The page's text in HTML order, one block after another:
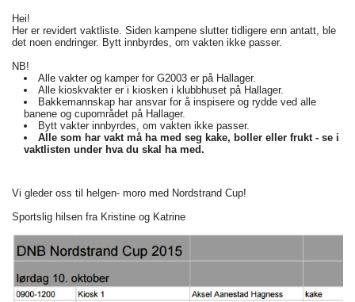
Hei!
Her er revidert vaktliste. Siden kampene slutter tidligere enn antatt, ble
det noen endringer. Bytt innbyrdes, om vakten ikke passer.
NB!
Alle vakter og kamper for G2003 er på Hallager.
Alle kioskvakter er i kiosken i klubbhuset på Hallager.
Bakkemannskap har ansvar for å inspisere og rydde ved alle
banene og cupområdet på Hallager.
Bytt vakter innbyrdes, om vakten ikke passer.
Alle som har vakt må ha med seg kake, boller eller frukt - se i
vaktlisten under hva du skal ha med.
Vi gleder oss til helgen- moro med Nordstrand Cup!
Sportslig hilsen fra Kristine og Katrine